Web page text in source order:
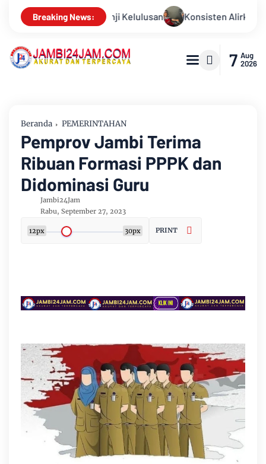
Breaking News:
Alirkan Kepedulian, Sinsen Gelar Donor Darah ke-23 dalam
7 Aug
2026
Beranda PEMERINTAHAN
Pemprov Jambi Terima
Ribuan Formasi PPPK dan
Didominasi Guru
Jambi24Jam
Rabu, September 27, 2023
12px 30px PRINT